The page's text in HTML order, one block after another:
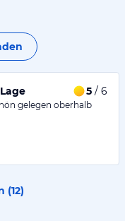
5 / 6
gelegen oberhalb
(12)